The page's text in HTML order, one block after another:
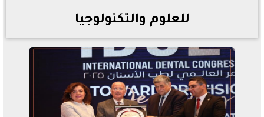
للعلوم والتكنولوجيا